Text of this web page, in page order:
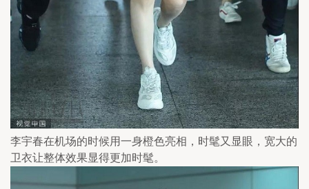
李宇春在机场的时候用一身橙色亮相，时髦又显眼，宽大的
卫衣让整体效果显得更加时髦。